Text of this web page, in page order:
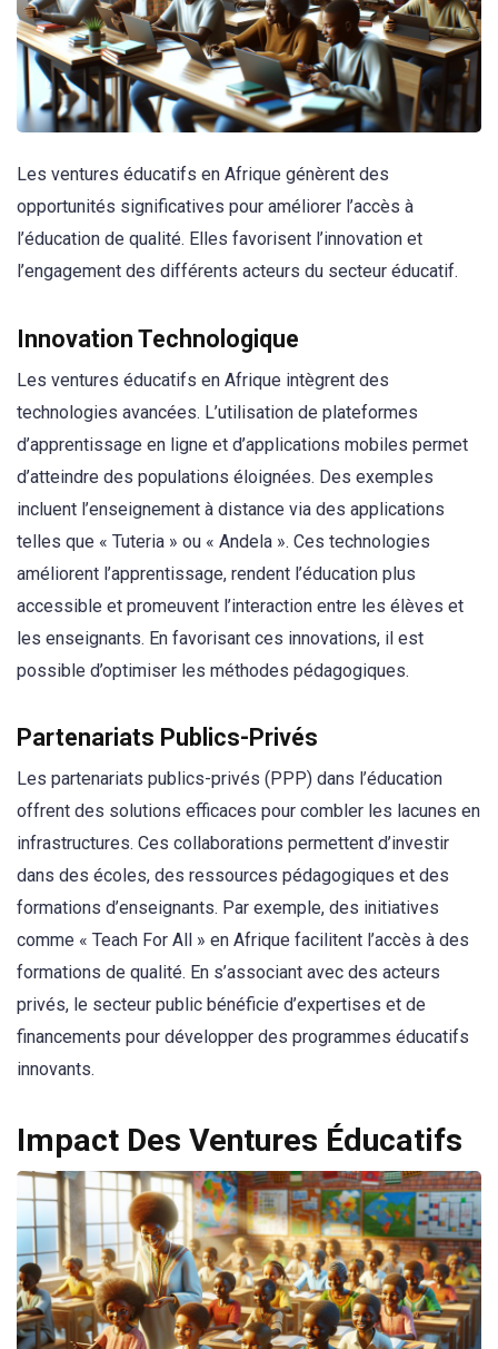
Les ventures éducatifs en Afrique génèrent des
opportunités significatives pour améliorer l’accès à
l’éducation de qualité. Elles favorisent l’innovation et
l’engagement des différents acteurs du secteur éducatif.
Innovation Technologique
Les ventures éducatifs en Afrique intègrent des
technologies avancées. L’utilisation de plateformes
d’apprentissage en ligne et d’applications mobiles permet
d’atteindre des populations éloignées. Des exemples
incluent l’enseignement à distance via des applications
telles que « Tuteria » ou « Andela ». Ces technologies
améliorent l’apprentissage, rendent l’éducation plus
accessible et promeuvent l’interaction entre les élèves et
les enseignants. En favorisant ces innovations, il est
possible d’optimiser les méthodes pédagogiques.
Partenariats Publics-Privés
Les partenariats publics-privés (PPP) dans l’éducation
offrent des solutions efficaces pour combler les lacunes en
infrastructures. Ces collaborations permettent d’investir
dans des écoles, des ressources pédagogiques et des
formations d’enseignants. Par exemple, des initiatives
comme « Teach For All » en Afrique facilitent l’accès à des
formations de qualité. En s’associant avec des acteurs
privés, le secteur public bénéficie d’expertises et de
financements pour développer des programmes éducatifs
innovants.
Impact Des Ventures Éducatifs